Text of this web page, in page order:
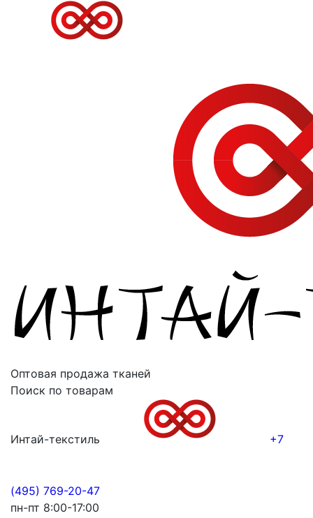
Оптовая продажа тканей
Поиск по товарам
Интай-текстиль +7
(495) 769-20-47
пн-пт 8:00-17:00